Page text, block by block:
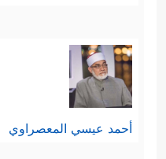
أحمد عيسي المعصراوي